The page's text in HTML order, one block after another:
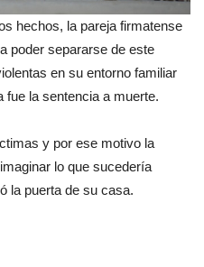
hechos, la pareja firmatense
poder separarse de este
en su entorno familiar
fue la sentencia a muerte.
y por ese motivo la
lo que sucedería
la puerta de su casa.